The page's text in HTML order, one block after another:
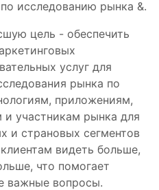
исследованию рынка &.
цель - обеспечить
услуг для
рынка по
приложениям,
и участникам рынка для
и страновых сегментов
видеть больше,
что помогает
важные вопросы.